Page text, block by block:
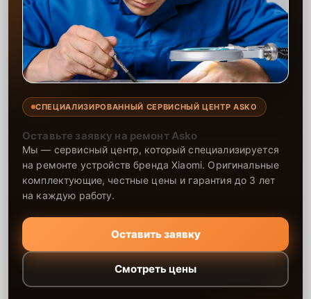
СПЕЦИАЛИЗИРОВАННЫЙ СЕРВИСНЫЙ ЦЕНТР ASKO
Оставьте заявку на ремонт Asko
Мы — сервисный центр, который специализируется
на ремонте устройств бренда Xiaomi. Оригинальные
комплектующие, честные цены и гарантия до 3 лет
на каждую работу.
Оставить заявку
Смотреть цены